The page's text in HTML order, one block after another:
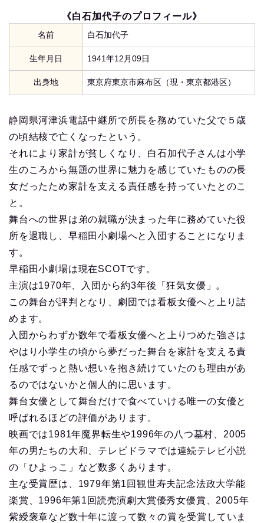
《白石加代子のプロフィール》
名前 白石加代子
生年月日 1941年12月09日
出身地 東京府東京市麻布区（現・東京都港区）
静岡県河津浜電話中継所で所長を務めていた父で５歳
の頃結核で亡くなったという。
それにより家計が貧しくなり、白石加代子さんは小学
生のころから無題の世界に魅力を感じていたものの長
女だったため家計を支える責任感を持っていたとのこ
と。
舞台への世界は弟の就職が決まった年に務めていた役
所を退職し、早稲田小劇場へと入団することになりま
す。
早稲田小劇場は現在SCOTです。
主演は1970年、入団から約3年後「狂気女優」。
この舞台が評判となり、劇団では看板女優へと上り詰
めます。
入団からわずか数年で看板女優へと上りつめた強さは
やはり小学生の頃から夢だった舞台を家計を支える責
任感でずっと熱い想いを抱き続けていたのも理由があ
るのではないかと個人的に思います。
舞台女優として舞台だけで食べていける唯一の女優と
呼ばれるほどの評価があります。
映画では1981年魔界転生や1996年の八つ墓村、2005
年の男たちの大和、テレビドラマでは連続テレビ小説
の「ひよっこ」など数多くあります。
主な受賞歴は、1979年第1回観世寿夫記念法政大学能
楽賞、1996年第1回読売演劇大賞優秀女優賞、2005年
紫綬褒章など数十年に渡って数々の賞を受賞していま